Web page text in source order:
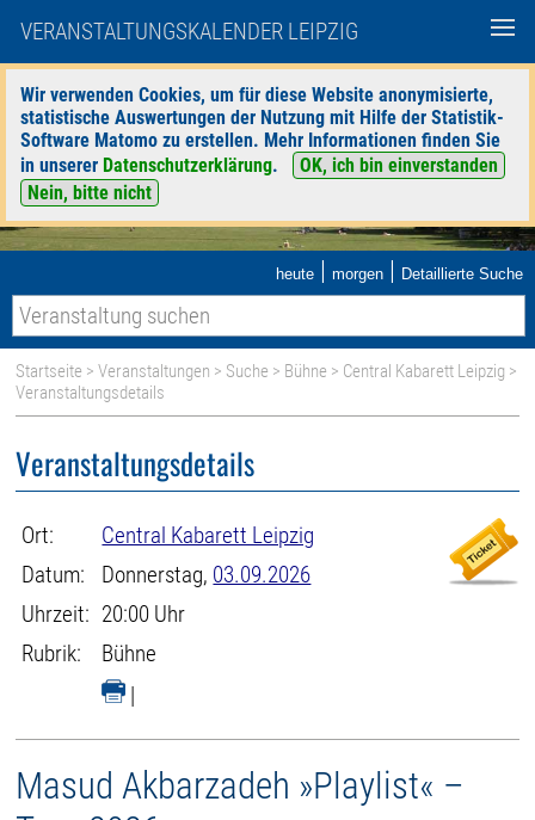
VERANSTALTUNGSKALENDER LEIPZIG
Wir verwenden Cookies, um für diese Website anonymisierte,
statistische Auswertungen der Nutzung mit Hilfe der Statistik-
Software Matomo zu erstellen. Mehr Informationen finden Sie
in unserer Datenschutzerklärung.
OK, ich bin einverstanden
Nein, bitte nicht
heute | morgen | Detaillierte Suche
Startseite >Veranstaltungen > Suche > Bühne > Central Kabarett Leipzig >
Veranstaltungsdetails
Veranstaltungsdetails
Ort:
Central Kabarett Leipzig
Datum:
Donnerstag, 03.09.2026
Uhrzeit: 20:00 Uhr
Rubrik:
Bühne
|
Masud Akbarzadeh »Playlist« –